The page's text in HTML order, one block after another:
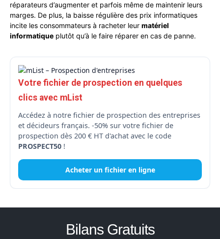
réparateurs d’augmenter et parfois même de maintenir leurs
marges. De plus, la baisse régulière des prix informatiques
incite les consommateurs à racheter leur matériel
informatique plutôt qu’à le faire réparer en cas de panne.
Votre fichier de prospection en quelques
clics avec mList
Accédez à notre fichier de prospection des entreprises
et décideurs français. -50% sur votre fichier de
prospection dès 200 € HT d'achat avec le code
PROSPECT50 !
Acheter un fichier en ligne
Bilans Gratuits